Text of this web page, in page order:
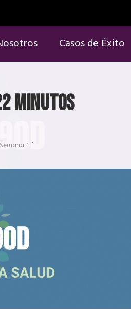
Casos de Éxito
minutos
Semana 1